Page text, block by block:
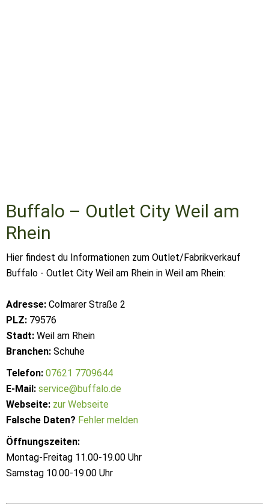
Buffalo – Outlet City Weil am
Rhein
Hier findest du Informationen zum Outlet/Fabrikverkauf
Buffalo - Outlet City Weil am Rhein in Weil am Rhein:
Adresse: Colmarer Straße 2
PLZ: 79576
Stadt: Weil am Rhein
Branchen: Schuhe
Telefon: 07621 7709644
E-Mail: service@buffalo.de
Webseite: zur Webseite
Falsche Daten? Fehler melden
Öffnungszeiten:
Montag-Freitag 11.00-19.00 Uhr
Samstag 10.00-19.00 Uhr